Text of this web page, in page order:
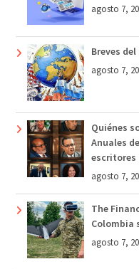
agosto 7,
Breves
agosto 7,
Quiénes
Anuales
escritores
agosto 7,
The
Colombia
agosto 7,